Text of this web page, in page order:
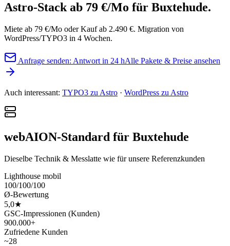
Astro-Stack ab 79 €/Mo für Buxtehude.
Miete ab 79 €/Mo oder Kauf ab 2.490 €. Migration von
WordPress/TYPO3 in 4 Wochen.
Anfrage senden: Antwort in 24 hAlle Pakete & Preise ansehen
Auch interessant: TYPO3 zu Astro · WordPress zu Astro
webAION-Standard für Buxtehude
Dieselbe Technik & Messlatte wie für unsere Referenzkunden
Lighthouse mobil
100/100/100
Ø-Bewertung
5,0★
GSC-Impressionen (Kunden)
900.000+
Zufriedene Kunden
~28